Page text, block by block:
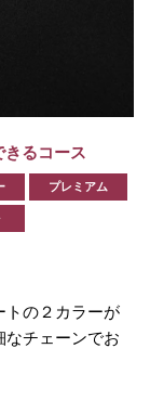
きるコース
プレミアム
トの２カラーが
なチェーンでお